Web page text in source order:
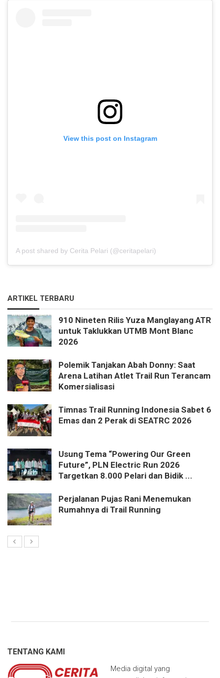
View this post on Instagram
A post shared by Cerita Pelari (@ceritapelari)
ARTIKEL TERBARU
910 Nineten Rilis Yuza Manglayang ATR
untuk Taklukkan UTMB Mont Blanc
2026
Polemik Tanjakan Abah Donny: Saat
Arena Latihan Atlet Trail Run Terancam
Komersialisasi
Timnas Trail Running Indonesia Sabet 6
Emas dan 2 Perak di SEATRC 2026
Usung Tema “Powering Our Green
Future”, PLN Electric Run 2026
Targetkan 8.000 Pelari dan Bidik ...
Perjalanan Pujas Rani Menemukan
Rumahnya di Trail Running
TENTANG KAMI
Media digital yang